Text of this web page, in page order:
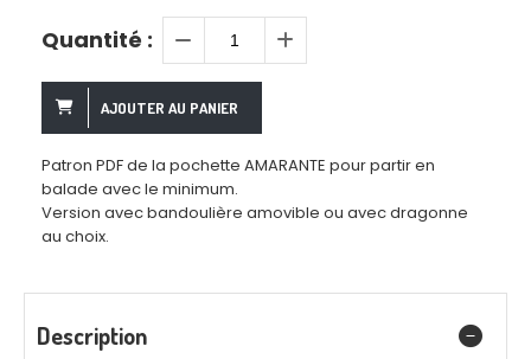
Quantité :
AJOUTER AU PANIER
Patron PDF de la pochette AMARANTE pour partir en
balade avec le minimum.
Version avec bandoulière amovible ou avec dragonne
au choix.
Description